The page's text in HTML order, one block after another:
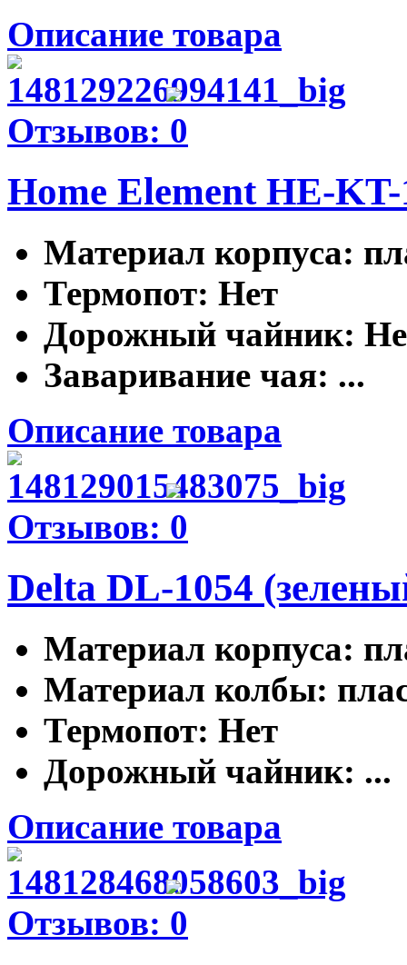
Описание товара
Отзывов: 0
Home Element HE-
Материал корпуса:
Термопот: Нет
Дорожный чайник:
Заваривание чая: ...
Описание товара
Отзывов: 0
Delta DL-1054
Материал корпуса:
Материал колбы:
Термопот: Нет
Дорожный чайник: ...
Описание товара
Отзывов: 0